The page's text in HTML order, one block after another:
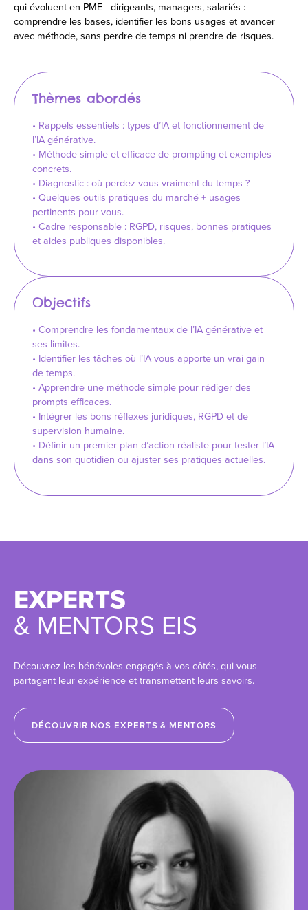
qui évoluent en PME - dirigeants, managers, salariés :
comprendre les bases, identifier les bons usages et avancer
avec méthode, sans perdre de temps ni prendre de risques.
Thèmes abordés
• Rappels essentiels : types d’IA et fonctionnement de
l’IA générative.
• Méthode simple et efficace de prompting et exemples
concrets.
• Diagnostic : où perdez-vous vraiment du temps ?
• Quelques outils pratiques du marché + usages
pertinents pour vous.
• Cadre responsable : RGPD, risques, bonnes pratiques
et aides publiques disponibles.
Objectifs
• Comprendre les fondamentaux de l’IA générative et
ses limites.
• Identifier les tâches où l’IA vous apporte un vrai gain
de temps.
• Apprendre une méthode simple pour rédiger des
prompts efficaces.
• Intégrer les bons réflexes juridiques, RGPD et de
supervision humaine.
• Définir un premier plan d’action réaliste pour tester l’IA
dans son quotidien ou ajuster ses pratiques actuelles.
EXPERTS
& MENTORS EIS
Découvrez les bénévoles engagés à vos côtés, qui vous
partagent leur expérience et transmettent leurs savoirs.
DÉCOUVRIR NOS EXPERTS & MENTORS